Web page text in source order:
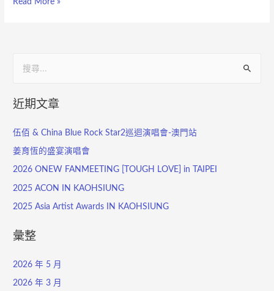
Read More »
近期文章
伍佰 & China Blue Rock Star2巡迴演唱會-澳門站
姜育恆的盛宴演唱會
2026 ONEW FANMEETING [TOUGH LOVE] in TAIPEI
2025 ACON IN KAOHSIUNG
2025 Asia Artist Awards IN KAOHSIUNG
彙整
2026 年 5 月
2026 年 3 月